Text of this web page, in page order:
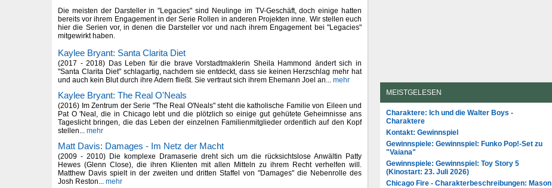
Die meisten der Darsteller in "Legacies" sind Neulinge im TV-Geschäft, doch einige hatten
bereits vor ihrem Engagement in der Serie Rollen in anderen Projekten inne. Wir stellen euch
hier die Serien vor, in denen die Darsteller vor und nach ihrem Engagement bei "Legacies"
mitgewirkt haben.
Kaylee Bryant: Santa Clarita Diet
(2017 - 2018) Das Leben für die brave Vorstadtmaklerin Sheila Hammond ändert sich in
"Santa Clarita Diet" schlagartig, nachdem sie entdeckt, dass sie keinen Herzschlag mehr hat
und auch kein Blut durch ihre Adern fließt. Sie vertraut sich ihrem Ehemann Joel an... mehr
Kaylee Bryant: The Real O'Neals
(2016) Im Zentrum der Serie "The Real O'Neals" steht die katholische Familie von Eileen und
Pat O 'Neal, die in Chicago lebt und die plötzlich so einige gut gehütete Geheimnisse ans
Tageslicht bringen, die das Leben der einzelnen Familienmitglieder ordentlich auf den Kopf
stellen... mehr
Matt Davis: Damages - Im Netz der Macht
(2009 - 2010) Die komplexe Dramaserie dreht sich um die rücksichtslose Anwältin Patty
Hewes (Glenn Close), die ihren Klienten mit allen Mitteln zu ihrem Recht verhelfen will.
Matthew Davis spielt in der zweiten und dritten Staffel von "Damages" die Nebenrolle des
Josh Reston... mehr
MEISTGELESEN
Charaktere: Ich und die Walter Boys -
Charaktere
Kontakt: Gewinnspiel
Gewinnspiele: Gewinnspiel: Funko Pop!-Set zu
"Vaiana"
Gewinnspiele: Gewinnspiel: Toy Story 5
(Kinostart: 23. Juli 2026)
Chicago Fire - Charakterbeschreibungen: Mason